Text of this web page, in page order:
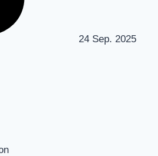
24 Sep. 2025